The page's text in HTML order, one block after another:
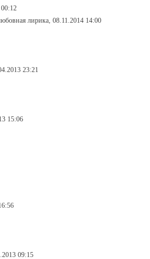
лирика, 08.11.2014 14:00
23:21
15:06
09:15